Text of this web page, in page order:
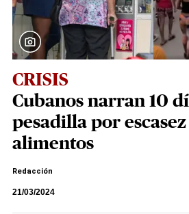
CRISIS
Cubanos narran 10
pesadilla por
alimentos
Redacción
21/03/2024